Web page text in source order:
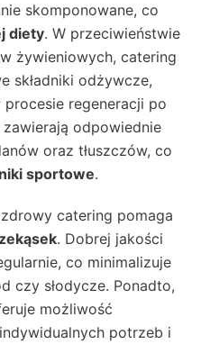
skomponowane, co
diety. W przeciwieństwie
żywieniowych, catering
składniki odżywcze,
regeneracji po
zawierają odpowiednie
oraz tłuszczów, co
sportowe.
catering pomaga
. Dobrej jakości
co minimalizuje
czy słodycze. Ponadto,
możliwość
potrzeb i